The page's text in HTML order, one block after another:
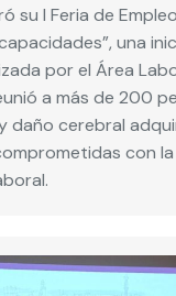
su I Feria de Empleo
una
por el Área
a más de 200
daño cerebral
con